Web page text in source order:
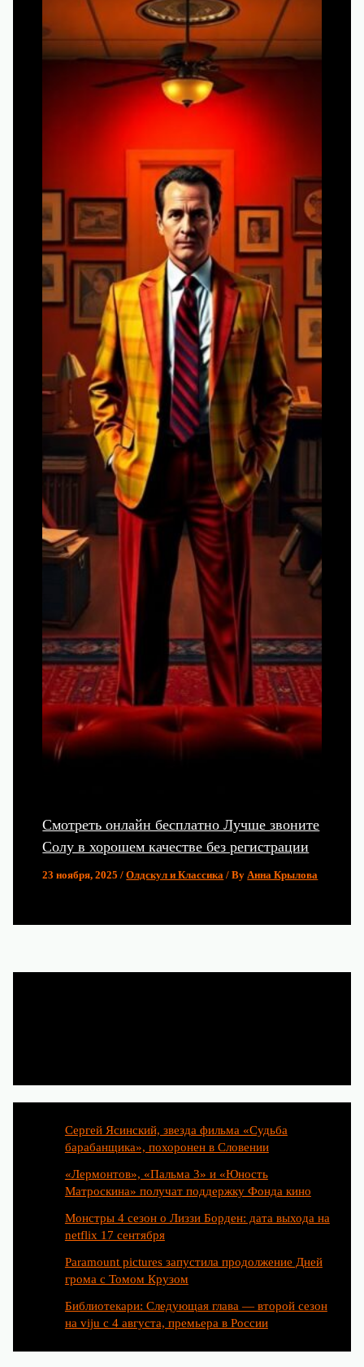
Смотреть онлайн бесплатно Лучше звоните
Солу в хорошем качестве без регистрации
23 ноября, 2025/Олдскул и Классика / ByАнна Крылова
Сергей Ясинский, звезда фильма «Судьба
барабанщика», похоронен в Словении
«Лермонтов», «Пальма 3» и «Юность
Матроскина» получат поддержку Фонда кино
Монстры 4 сезон о Лиззи Борден: дата выхода на
netflix 17 сентября
Paramount pictures запустила продолжение Дней
грома с Томом Крузом
Библиотекари: Следующая глава — второй сезон
на viju с 4 августа, премьера в России